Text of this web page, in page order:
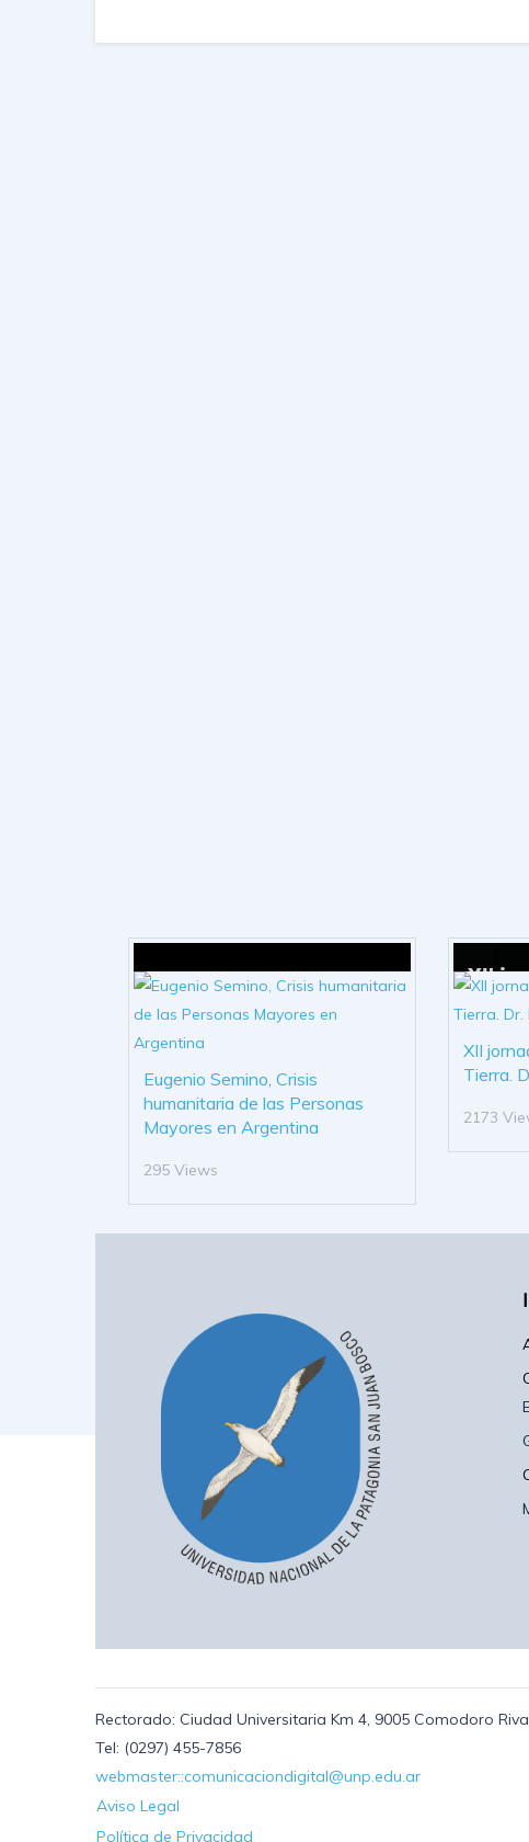
Eugenio Semino, Crisis
humanitaria de las Personas
Mayores en Argentina
295 Views
XII
Tierra.
2173
Rectorado: Ciudad Universitaria Km 4, 9005 Comodoro
Tel: (0297) 455-7856
webmaster::comunicaciondigital@unp.edu.ar
Aviso Legal
Política de Privacidad